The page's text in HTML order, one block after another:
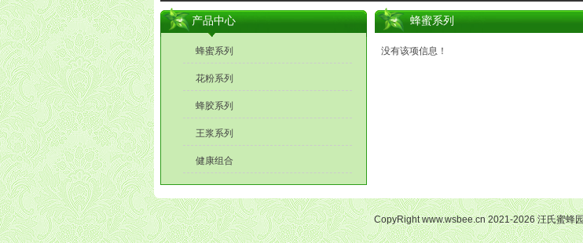
产品中心
蜂蜜系列
花粉系列
蜂胶系列
王浆系列
健康组合
蜂蜜系列
没有该项信息！
CopyRight www.wsbee.cn 2021-2026 汪氏蜜蜂